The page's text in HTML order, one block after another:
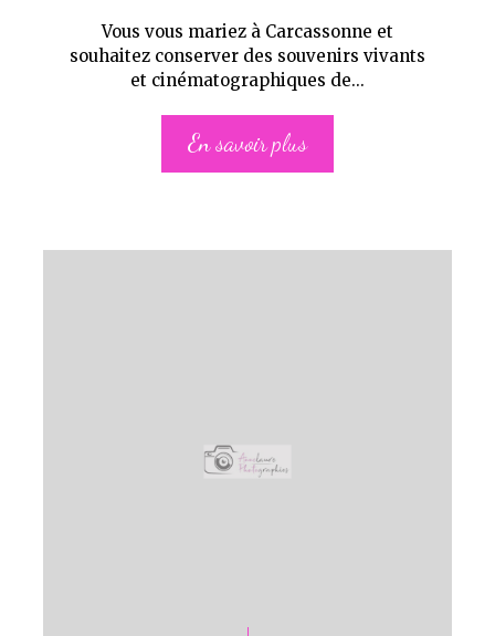
Vous vous mariez à Carcassonne et
souhaitez conserver des souvenirs vivants
et cinématographiques de...
En savoir plus